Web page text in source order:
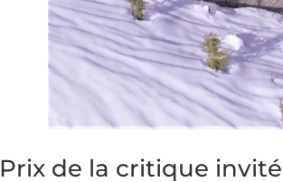
Prix de la critique